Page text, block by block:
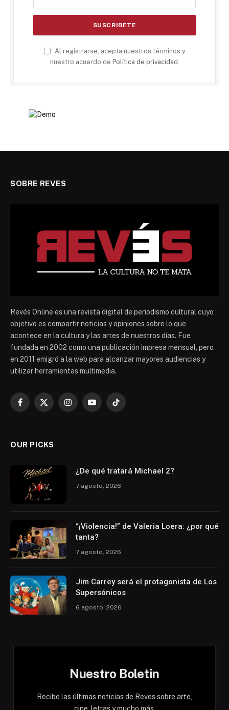
Al registrarse, acepta nuestros términos y
nuestro acuerdo de Política de privacidad
SOBRE REVES
Revés Online es una revista digital de periodismo cultural cuyo
objetivo es compartir noticias y opiniones sobre lo que
acontece en la cultura y las artes de nuestros días. Fue
fundada en 2002 como una publicación impresa mensual, pero
en 2011 emigró a la web para alcanzar mayores audiencias y
utilizar herramientas multimedia.
Facebook
X
InstagramYouTubeTikTok
OUR PICKS
¿De qué tratará Michael 2?
7 agosto, 2026
“¡Violencia!” de Valeria Loera: ¿por qué
tanta?
7 agosto, 2026
Jim Carrey será el protagonista de Los
Supersónicos
6 agosto, 2026
Nuestro Boletin
Recibe las últimas noticias de Reves sobre arte,
cine, letras y mucho más.